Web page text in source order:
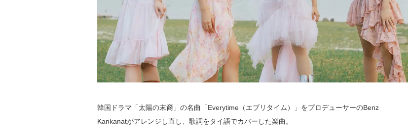
韓国ドラマ「太陽の末裔」の名曲「Everytime（エブリタイム）」をプロデューサーのBenz
Kankanatがアレンジし直し、歌詞をタイ語でカバーした楽曲。